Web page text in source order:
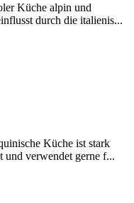
Küche alpin und
durch die italienis...
Küche ist stark
und verwendet gerne f...